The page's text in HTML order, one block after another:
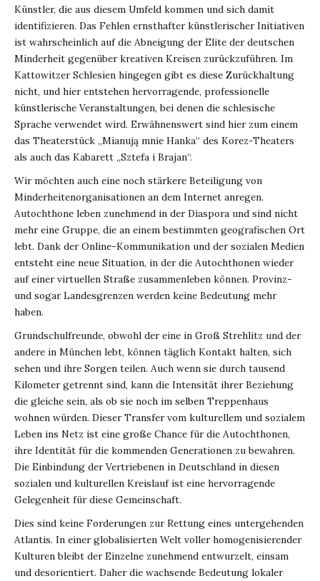
Künstler, die aus diesem Umfeld kommen und sich damit
identifizieren. Das Fehlen ernsthafter künstlerischer Initiativen
ist wahrscheinlich auf die Abneigung der Elite der deutschen
Minderheit gegenüber kreativen Kreisen zurückzuführen. Im
Kattowitzer Schlesien hingegen gibt es diese Zurückhaltung
nicht, und hier entstehen hervorragende, professionelle
künstlerische Veranstaltungen, bei denen die schlesische
Sprache verwendet wird. Erwähnenswert sind hier zum einem
das Theaterstück „Mianują mnie Hanka“ des Korez-Theaters
als auch das Kabarett „Sztefa i Brajan“.
Wir möchten auch eine noch stärkere Beteiligung von
Minderheitenorganisationen an dem Internet anregen.
Autochthone leben zunehmend in der Diaspora und sind nicht
mehr eine Gruppe, die an einem bestimmten geografischen Ort
lebt. Dank der Online-Kommunikation und der sozialen Medien
entsteht eine neue Situation, in der die Autochthonen wieder
auf einer virtuellen Straße zusammenleben können. Provinz-
und sogar Landesgrenzen werden keine Bedeutung mehr
haben.
Grundschulfreunde, obwohl der eine in Groß Strehlitz und der
andere in München lebt, können täglich Kontakt halten, sich
sehen und ihre Sorgen teilen. Auch wenn sie durch tausend
Kilometer getrennt sind, kann die Intensität ihrer Beziehung
die gleiche sein, als ob sie noch im selben Treppenhaus
wohnen würden. Dieser Transfer vom kulturellem und sozialem
Leben ins Netz ist eine große Chance für die Autochthonen,
ihre Identität für die kommenden Generationen zu bewahren.
Die Einbindung der Vertriebenen in Deutschland in diesen
sozialen und kulturellen Kreislauf ist eine hervorragende
Gelegenheit für diese Gemeinschaft.
Dies sind keine Forderungen zur Rettung eines untergehenden
Atlantis. In einer globalisierten Welt voller homogenisierender
Kulturen bleibt der Einzelne zunehmend entwurzelt, einsam
und desorientiert. Daher die wachsende Bedeutung lokaler